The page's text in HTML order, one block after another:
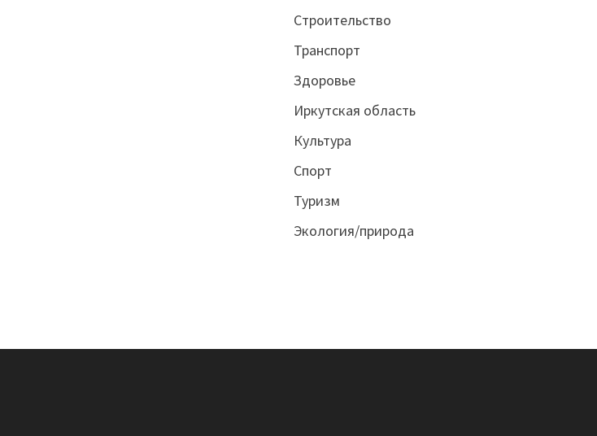
Строительство
Транспорт
Здоровье
Иркутская область
Культура
Спорт
Туризм
Экология/природа